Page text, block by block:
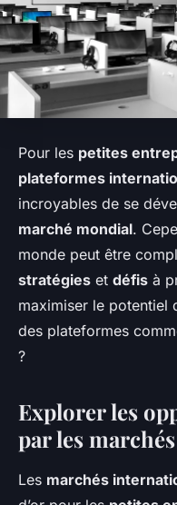
Pour les petites
plateformes
incroyables de se
marché mondial.
monde peut être
stratégies et défis à
maximiser le potentiel
des plateformes
?
Explorer les
par les
Les marchés